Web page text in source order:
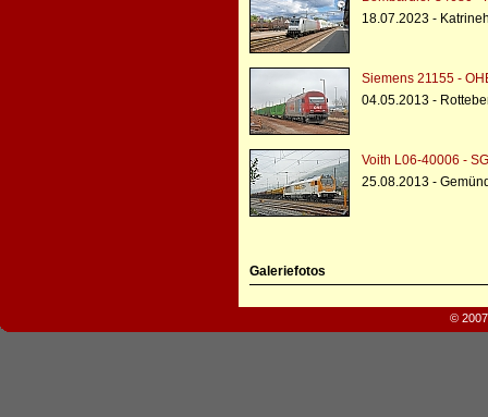
18.07.2023 -
Siemens 21155 -
04.05.2013 -
Voith L06-40006 -
25.08.2013 -
Galeriefotos
©